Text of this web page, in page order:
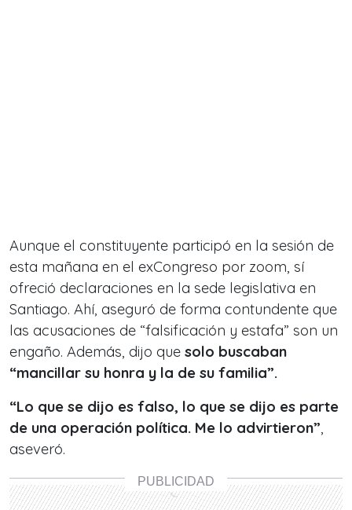
Aunque el constituyente participó en la sesión de
esta mañana en el exCongreso por zoom, sí
ofreció declaraciones en la sede legislativa en
Santiago. Ahí, aseguró de forma contundente que
las acusaciones de “falsificación y estafa” son un
engaño. Además, dijo que solo buscaban
“mancillar su honra y la de su familia”.
“Lo que se dijo es falso, lo que se dijo es parte
de una operación política. Me lo advirtieron”,
aseveró.